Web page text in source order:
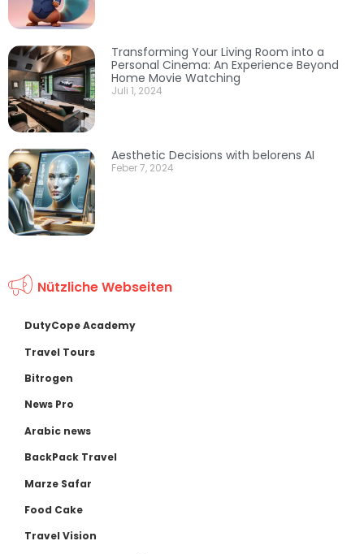
Transforming Your Living Room into a
Personal Cinema: An Experience Beyond
Home Movie Watching
Juli 1, 2024
Aesthetic Decisions with belorens AI
Feber 7, 2024
Nützliche Webseiten
DutyCope Academy
Travel Tours
Bitrogen
News Pro
Arabic news
BackPack Travel
Marze Safar
Food Cake
Travel Vision